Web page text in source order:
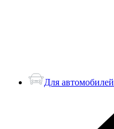
Для автомобилей